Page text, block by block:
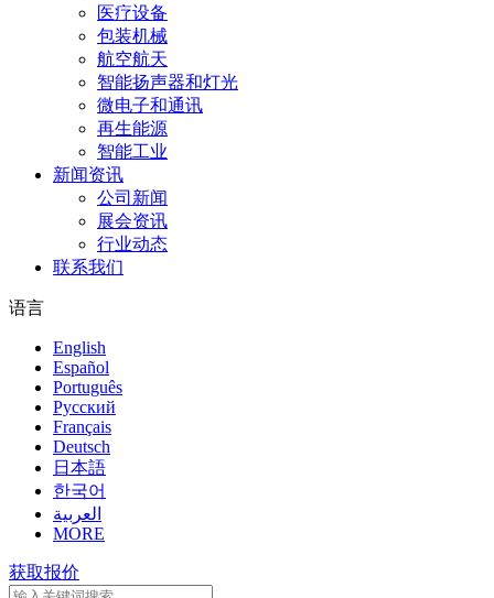
医疗设备
包装机械
航空航天
智能扬声器和灯光
微电子和通讯
再生能源
智能工业
新闻资讯
公司新闻
展会资讯
行业动态
联系我们
语言
English
Español
Português
Pусский
Français
Deutsch
日本語
한국어
العربية
MORE
获取报价